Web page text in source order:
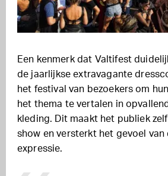
Een kenmerk dat Valtifest
de jaarlijkse extravagante
het festival van bezoekers om
het thema te vertalen in
kleding. Dit maakt het publiek
show en versterkt het gevoel van
expressie.